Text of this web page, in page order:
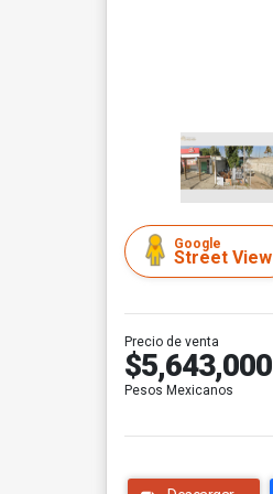
Google
Street View
Precio de venta
$5,643,000
Pesos Mexicanos